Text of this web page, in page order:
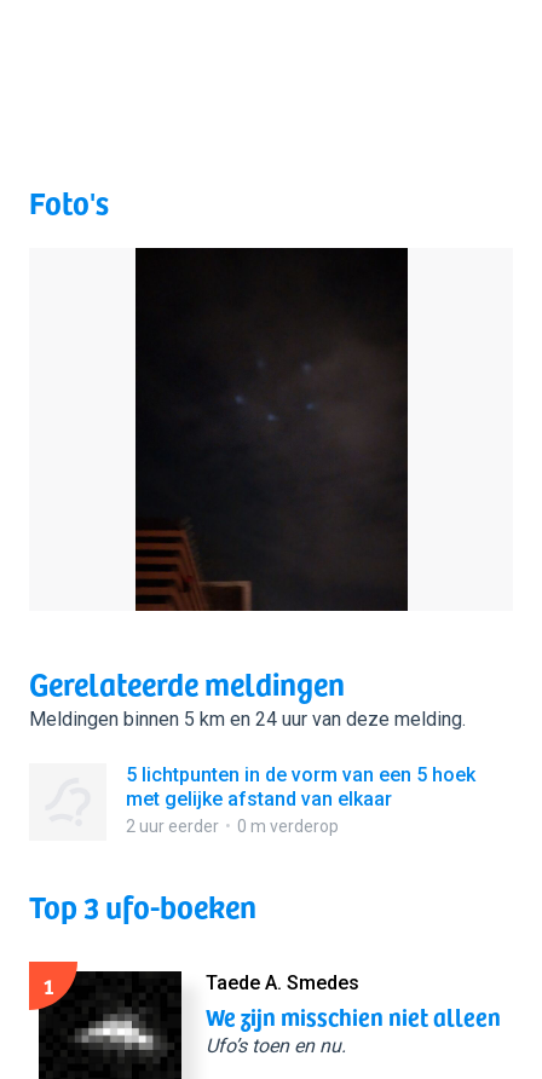
Foto's
Gerelateerde meldingen
Meldingen binnen 5 km en 24 uur van deze melding.
5 lichtpunten in de vorm van een 5 hoek
met gelijke afstand van elkaar
2 uur eerder 0 m verderop
Top 3 ufo-boeken
1 Taede A. Smedes
We zijn misschien niet alleen
Ufo’s toen en nu.